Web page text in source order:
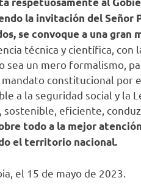
la invitación del
se convoque a una gran
técnica y científica, con
sea un mero formalismo,
constitucional por
a la seguridad social y la
sostenible, eficiente,
todo a la mejor
el territorio nacional.
el 15 de mayo de 2023.